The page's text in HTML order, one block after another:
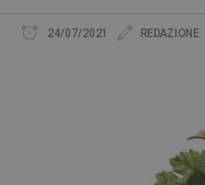
24/07/2021 REDAZIONE